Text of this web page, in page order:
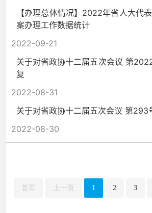
【办理总体情况】2022年省人大代
案办理工作数据统计
2022-09-21
关于对省政协十二届五次会议 第
复
2022-08-31
关于对省政协十二届五次会议 第293
2022-08-30
首页 上一页 1 2 3